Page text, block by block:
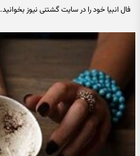
فال انبیا خود را در سایت گشتنی نیوز بخوانید.